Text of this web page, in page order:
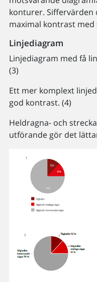
konturer.
maximal kontrast
Linjediagram
Linjediagram med få
(3)
Ett mer komplext
god kontrast. (4)
Heldragna- och
utförande gör det